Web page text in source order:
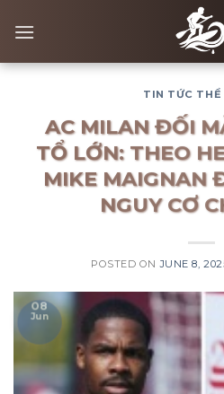
TIN TỨC THỂ
AC MILAN ĐỐI
TỔ LỚN: THEO
MIKE MAIGNAN
NGUY CƠ
POSTED ONJUNE 8,
08
Jun